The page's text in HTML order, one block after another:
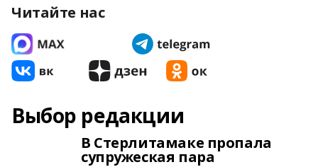
Читайте нас
Выбор редакции
В Стерлитамаке пропала
супружеская пара